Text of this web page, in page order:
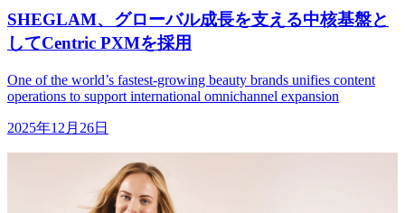
SHEGLAM、 グローバル成長を支える中核基盤と
してCentric PXMを採用
One of the world’s fastest-growing beauty brands unifies content
operations to support international omnichannel expansion
2025年12月26日